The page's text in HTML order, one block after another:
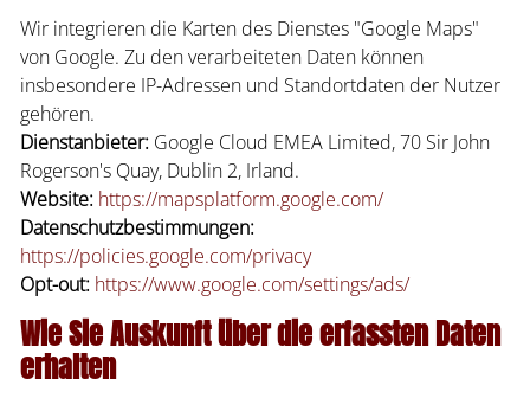
Wir integrieren die Karten des Dienstes "Google Maps"
von Google. Zu den verarbeiteten Daten können
insbesondere IP-Adressen und Standortdaten der Nutzer
gehören.
Dienstanbieter: Google Cloud EMEA Limited, 70 Sir John
Rogerson's Quay, Dublin 2, Irland.
Website: https://mapsplatform.google.com/
Datenschutzbestimmungen:
https://policies.google.com/privacy
Opt-out: https://www.google.com/settings/ads/
Wie Sie Auskunft über die erfassten Daten
erhalten